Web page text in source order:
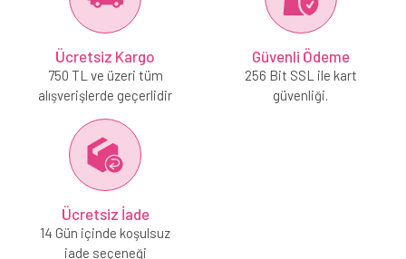
Ücretsiz Kargo
750 TL ve üzeri tüm
alışverişlerde geçerlidir
Güvenli Ödeme
256 Bit SSL ile kart
güvenliği.
Ücretsiz İade
14 Gün içinde koşulsuz
iade seçeneği